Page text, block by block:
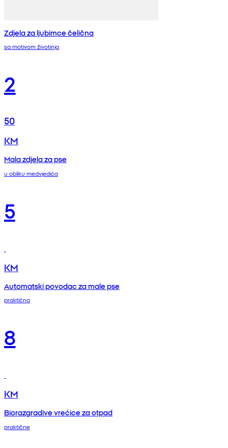
Zdjela za ljubimce čelična
sa motivom životinja
2
50
KM
Mala zdjela za pse
u obliku medvjedića
5
KM
Automatski povodac za male pse
praktična
8
KM
Biorazgradive vrećice za otpad
praktične